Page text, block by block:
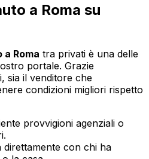
a Roma su
a Roma tra privati è una delle
portale. Grazie
sia il venditore che
condizioni migliori rispetto
provvigioni agenziali o
direttamente con chi ha